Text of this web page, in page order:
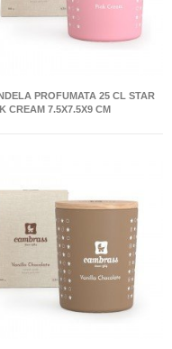
PROFUMATA 25 CL STAR
CREAM 7.5X7.5X9 CM